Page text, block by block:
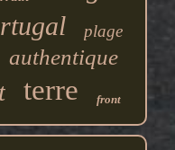
plage
authentique
terre front